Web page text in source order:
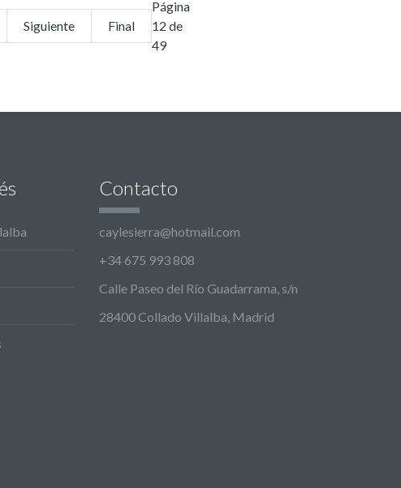
Siguiente Final
Página
12 de
49
Contacto
caylesierra@hotmail.com
+34 675 993 808
Calle Paseo del Río Guadarrama, s/n
28400 Collado Villalba, Madrid